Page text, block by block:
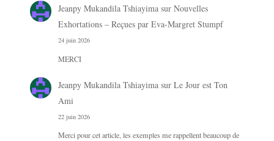
Jeanpy Mukandila Tshiayimasur Nouvelles
Exhortations – Reçues par Eva-Margret Stumpf
24 juin 2026
MERCI
Jeanpy Mukandila Tshiayimasur Le Jour est Ton
Ami
22 juin 2026
Merci pour cet article, les exemples me rappellent beaucoup de